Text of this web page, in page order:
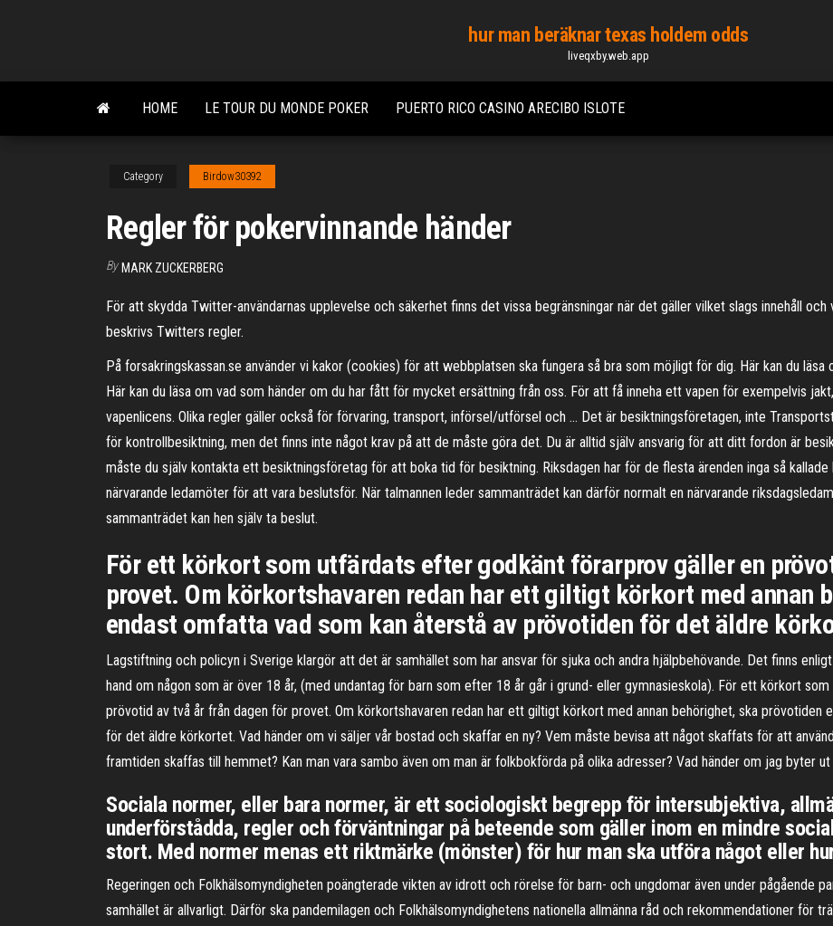
content
hur man beräknar texas holdem odds
liveqxby.web.app
HOME LE TOUR DU MONDE POKER PUERTO RICO CASINO ARECIBO ISLOTE
Category Birdow30392
Regler för pokervinnande händer
By MARK ZUCKERBERG
För att skydda Twitter-användarnas upplevelse och säkerhet finns det vissa begränsningar när det gäller vilket slags innehåll
beskrivs Twitters regler.
På forsakringskassan.se använder vi kakor (cookies) för att webbplatsen ska fungera så bra som möjligt för dig. Här kan du
Här kan du läsa om vad som händer om du har fått för mycket ersättning från oss. För att få inneha ett vapen för exempelvis
vapenlicens. Olika regler gäller också för förvaring, transport, införsel/utförsel och … Det är besiktningsföretagen, inte
för kontrollbesiktning, men det finns inte något krav på att de måste göra det. Du är alltid själv ansvarig för att ditt fordon är
måste du själv kontakta ett besiktningsföretag för att boka tid för besiktning. Riksdagen har för de flesta ärenden inga så
närvarande ledamöter för att vara beslutsför. När talmannen leder sammanträdet kan därför normalt en närvarande
sammanträdet kan hen själv ta beslut.
För ett körkort som utfärdats efter godkänt förarprov gäller en
provet. Om körkortshavaren redan har ett giltigt körkort med annan
endast omfatta vad som kan återstå av prövotiden för det äldre
Lagstiftning och policyn i Sverige klargör att det är samhället som har ansvar för sjuka och andra hjälpbehövande. Det finns
hand om någon som är över 18 år, (med undantag för barn som efter 18 år går i grund- eller gymnasieskola). För ett körkort
prövotid av två år från dagen för provet. Om körkortshavaren redan har ett giltigt körkort med annan behörighet, ska prövotiden
för det äldre körkortet. Vad händer om vi säljer vår bostad och skaffar en ny? Vem måste bevisa att något skaffats för att
framtiden skaffas till hemmet? Kan man vara sambo även om man är folkbokförda på olika adresser? Vad händer om jag byter
Sociala normer, eller bara normer, är ett sociologiskt begrepp för intersubjektiva,
underförstådda, regler och förväntningar på beteende som gäller inom en mindre
stort. Med normer menas ett riktmärke (mönster) för hur man ska utföra något eller
Regeringen och Folkhälsomyndigheten poängterade vikten av idrott och rörelse för barn- och ungdomar även under pågående
samhället är allvarligt. Därför ska pandemilagen och Folkhälsomyndighetens nationella allmänna råd och rekommendationer för